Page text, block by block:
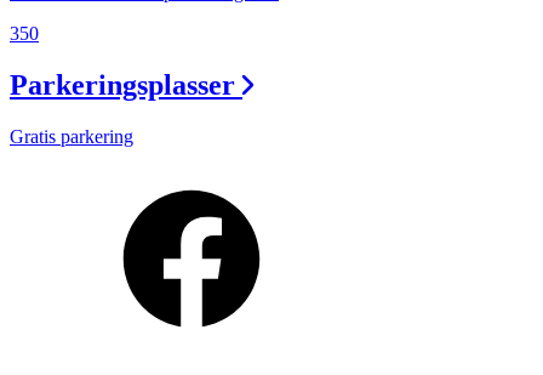
350
Parkeringsplasser
Gratis parkering